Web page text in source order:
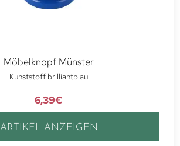
Möbelknopf Münster
Kunststoff brilliantblau
6,39€
ARTIKEL ANZEIGEN